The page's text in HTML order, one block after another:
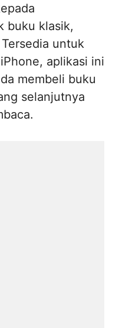
buku klasik,
untuk
aplikasi ini
membeli buku
selanjutnya